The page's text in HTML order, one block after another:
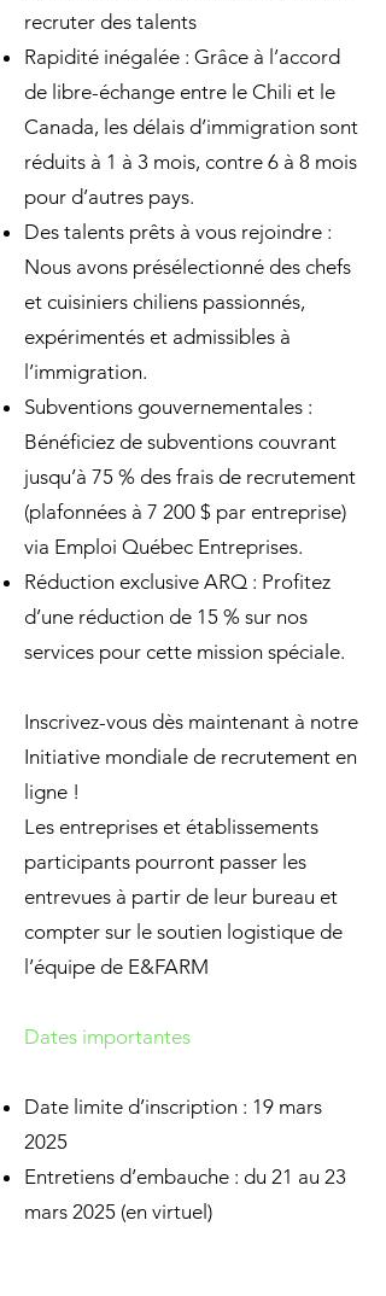
recruter des talents
Rapidité inégalée : Grâce à l’accord
de libre-échange entre le Chili et le
Canada, les délais d’immigration sont
réduits à 1 à 3 mois, contre 6 à 8 mois
pour d’autres pays.
Des talents prêts à vous rejoindre :
Nous avons présélectionné des chefs
et cuisiniers chiliens passionnés,
expérimentés et admissibles à
l’immigration.
Subventions gouvernementales :
Bénéficiez de subventions couvrant
jusqu’à 75 % des frais de recrutement
(plafonnées à 7 200 $ par entreprise)
via Emploi Québec Entreprises.
Réduction exclusive ARQ : Profitez
d’une réduction de 15 % sur nos
services pour cette mission spéciale.
Inscrivez-vous dès maintenant à notre
Initiative mondiale de recrutement en
ligne !
Les entreprises et établissements
participants pourront passer les
entrevues à partir de leur bureau et
compter sur le soutien logistique de
l’équipe de E&FARM
Dates importantes
Date limite d’inscription : 19 mars
2025
Entretiens d’embauche : du 21 au 23
mars 2025 (en virtuel)